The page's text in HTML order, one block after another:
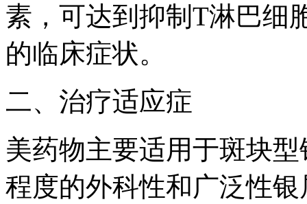
素，可达到抑制T淋巴细
的临床症状。
二、治疗适应症
美药物主要适用于斑块
程度的外科性和广泛性